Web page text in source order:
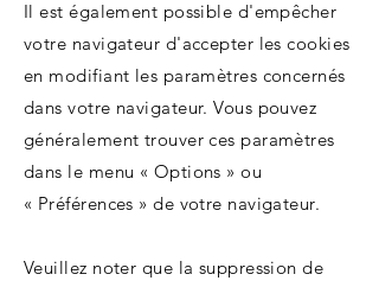
Il est également possible d'empêcher
votre navigateur d'accepter les cookies
en modifiant les paramètres concernés
dans votre navigateur. Vous pouvez
généralement trouver ces paramètres
dans le menu « Options » ou
« Préférences » de votre navigateur.
Veuillez noter que la suppression de